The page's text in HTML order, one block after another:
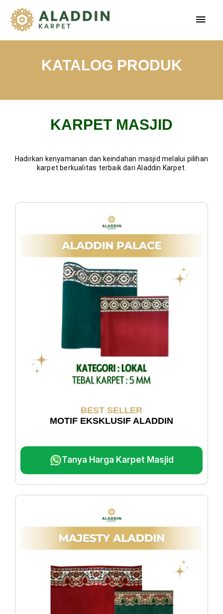
KATALOG PRODUK
KARPET MASJID
Hadirkan kenyamanan dan keindahan masjid melalui pilihan
karpet berkualitas terbaik dari Aladdin Karpet.
BEST SELLER
MOTIF EKSKLUSIF ALADDIN
Tanya Harga Karpet Masjid